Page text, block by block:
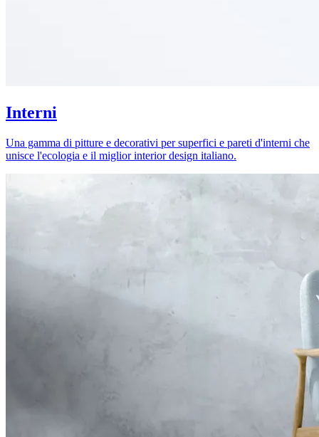
Interni
Una gamma di pitture e decorativi per superfici e pareti d'interni che
unisce l'ecologia e il miglior interior design italiano.